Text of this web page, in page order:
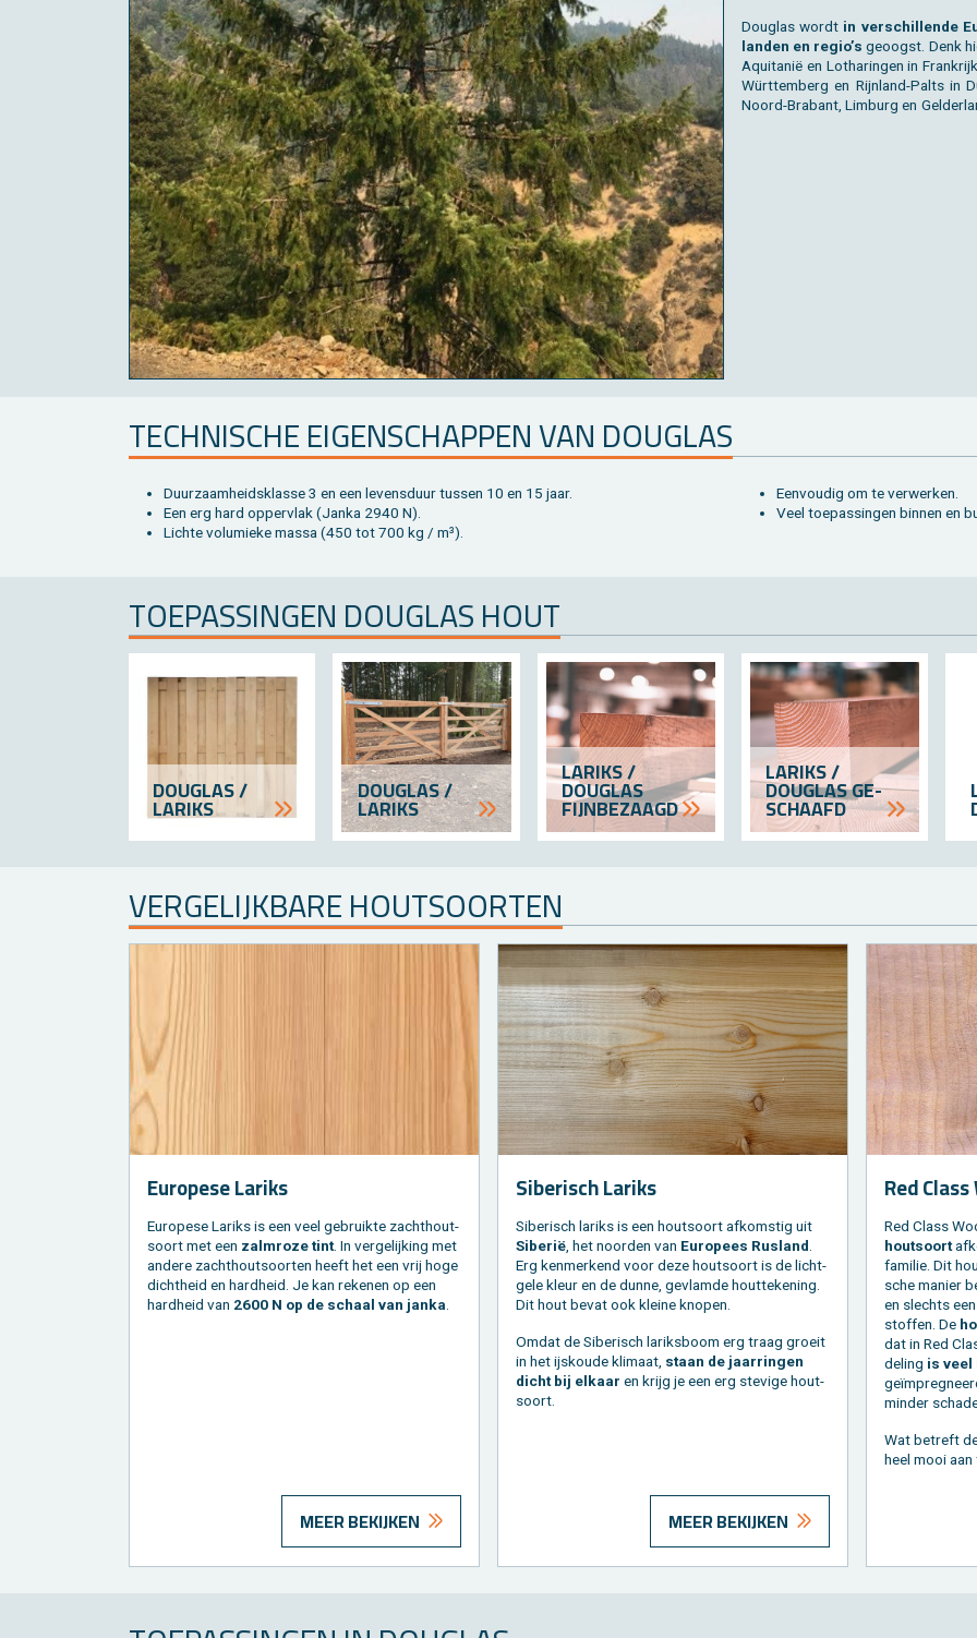
Dou­g­las wordt in ver­schil­len­de
lan­den en regio’s ge­oogst. Denk
Aquit­anië en Lot­ha­rin­gen in
Würt­tem­berg en Rijn­land-Palts in
Noord-Bra­bant, Lim­burg en
TECH­NI­SCHE EI­GEN­SCHAP­PEN VAN DOU­G­LAS
Duur­zaam­heids­klas­se 3 en een le­vens­duur tus­sen 10 en 15 jaar.
Een erg hard op­per­vlak (Janka 2940 N).
Lich­te vo­lu­mie­ke massa (450 tot 700 kg / m³).
Een­vou­dig om te ver­wer­ken.
Veel toe­pas­sin­gen bin­nen en
TOE­PAS­SIN­GEN DOU­G­LAS HOUT
DOU­G­LAS /
LA­RIKS
DOU­G­LAS /
LA­RIKS
LA­RIKS /
DOU­G­LAS
FIJN­BEZAAGD
LA­RIKS /
DOU­G­LAS GE­
SCHAAFD
VER­GE­LIJK­BA­RE HOUT­SOOR­TEN
Eu­ro­pe­se La­riks
Eu­ro­pe­se La­riks is een veel ge­bruik­te zacht­hout­
soort met een zalm­roze tint. In ver­ge­lij­king met
an­de­re zacht­hout­soor­ten heeft het een vrij hoge
dicht­heid en hard­heid. Je kan re­ke­nen op een
hard­heid van 2600 N op de schaal van janka
MEER BEKIJKEN
Si­be­risch La­riks
Si­be­risch la­riks is een hout­soort af­kom­stig uit
Si­be­rië , het noor­den van Eu­ro­pees Rus­land
Erg ken­mer­kend voor deze hout­soort is de licht­
ge­le kleur en de dunne, ge­vlam­de hout­te­ke­ning.
Dit hout bevat ook klei­ne kno­pen.
Omdat de Si­be­risch la­riks­boom erg traag groeit
in het ijs­kou­de kli­maat, staan de jaar­rin­gen
dicht bij el­kaaren krijg je een erg ste­vi­ge hout­
soort.
MEER BEKIJKEN
Red
Red Class
hout­soort
fa­mi­lie. Dit
sche ma­nier
en slechts
stof­fen. De
dat in Red
de­ling is veel
min­der
Wat be­treft
heel mooi